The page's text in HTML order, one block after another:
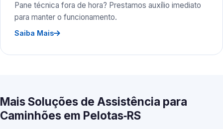
Pane técnica fora de hora? Prestamos auxílio imediato
para manter o funcionamento.
Saiba Mais
Mais Soluções de Assistência para
Caminhões em Pelotas‑RS